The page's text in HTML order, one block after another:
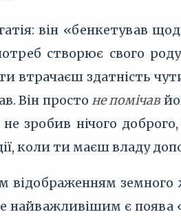
він «бенкетував
створює свого
втрачаєш здатність
Він просто не помічав
не зробив нічого
коли ти маєш владу
відображенням
найважливішим є